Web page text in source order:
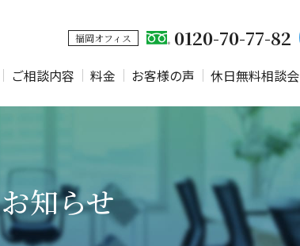
福岡オフィス 0120-70-77-82
ご相談内容 料金 お客様の声 休日無料相談会
お知らせ